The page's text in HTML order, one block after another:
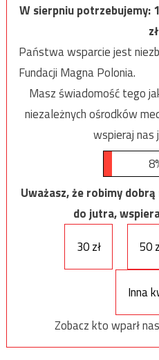
W sierpniu potrzebujemy:
Państwa wsparcie jest
Fundacji Magna Polonia.
Masz świadomość tego
niezależnych ośrodków
wspieraj nas
Uważasz, że robimy
do jutra,
30 zł
50
Inna
Zobacz kto wparł